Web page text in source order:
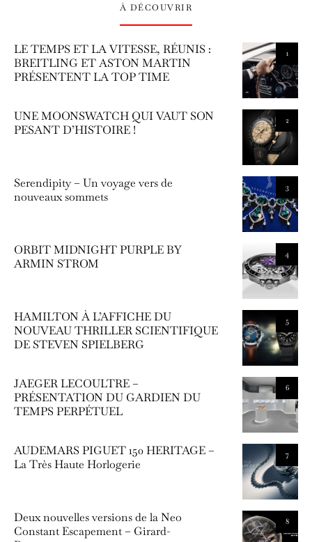
À DÉCOUVRIR
1
LE TEMPS ET LA VITESSE, RÉUNIS :
BREITLING ET ASTON MARTIN
PRÉSENTENT LA TOP TIME
2
UNE MOONSWATCH QUI VAUT SON
PESANT D’HISTOIRE !
3
Serendipity – Un voyage vers de
nouveaux sommets
4
ORBIT MIDNIGHT PURPLE BY
ARMIN STROM
5
HAMILTON À L’AFFICHE DU
NOUVEAU THRILLER SCIENTIFIQUE
DE STEVEN SPIELBERG
6
JAEGER LECOULTRE –
PRÉSENTATION DU GARDIEN DU
TEMPS PERPÉTUEL
7
AUDEMARS PIGUET 150 HERITAGE –
La Très Haute Horlogerie
8
Deux nouvelles versions de la Neo
Constant Escapement – Girard-